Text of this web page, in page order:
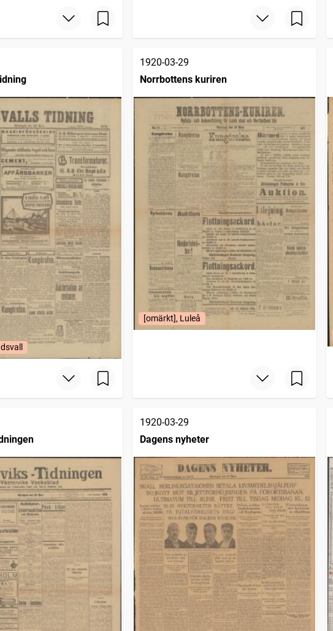
1920-03-29
Norrbottens kuriren
[omärkt], Luleå
1920-03-29
Dagens nyheter